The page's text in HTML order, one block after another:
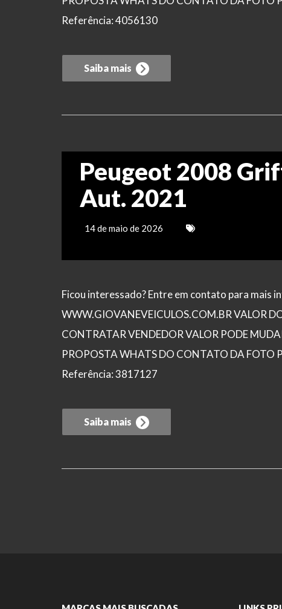
Referência: 4056130
Saiba mais
Peugeot 2008
Aut. 2021
14 de maio de 2026
Ficou interessado? Entre em contato para mais
WWW.GIOVANEVEICULOS.COM.BR VALOR
CONTRATAR VENDEDOR VALOR PODE
PROPOSTA WHATS DO CONTATO DA
Referência: 3817127
Saiba mais